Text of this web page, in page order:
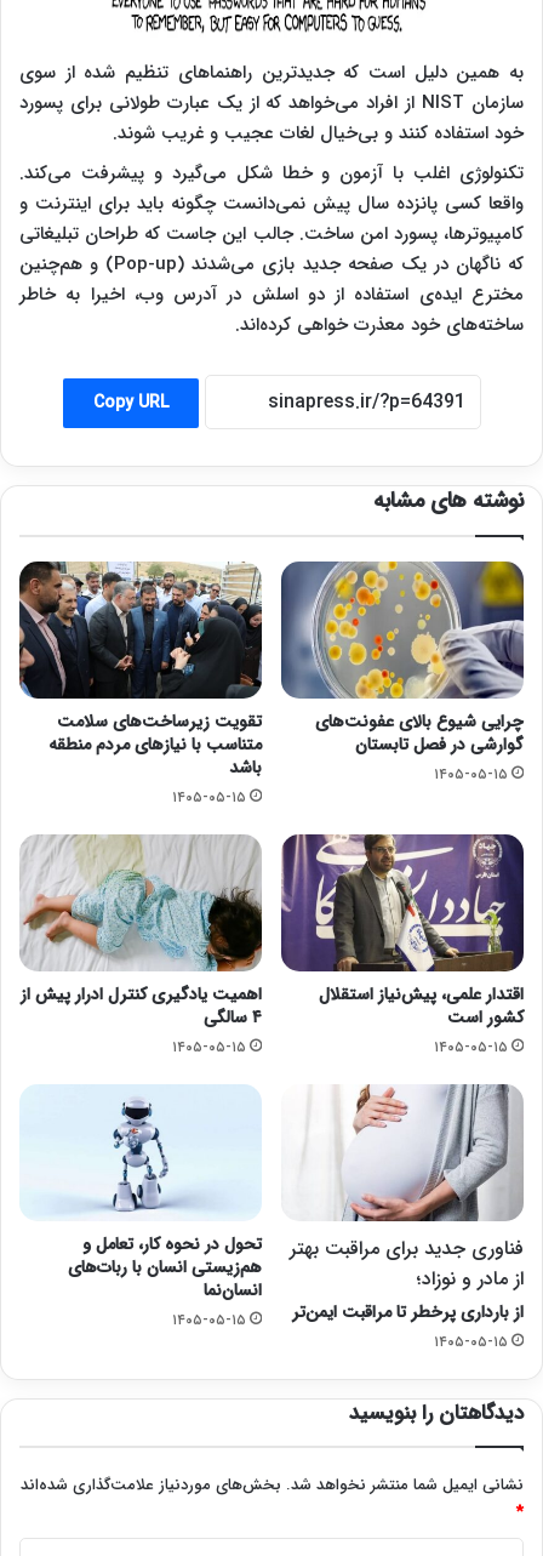
به همین دلیل است که جدیدترین راهنماهای تنظیم شده از سوی
سازمان NIST از افراد می‌خواهد که از یک عبارت طولانی برای پسورد
خود استفاده کنند و بی‌خیال لغات عجیب و غریب شوند.
تکنولوژی اغلب با آزمون و خطا شکل می‌گیرد و پیشرفت می‌کند.
واقعا کسی پانزده سال پیش نمی‌دانست چگونه باید برای اینترنت و
کامپیوترها، پسورد امن ساخت. جالب این جاست که طراحان تبلیغاتی
که ناگهان در یک صفحه جدید بازی می‌شدند (Pop-up) و هم‌چنین
مخترع ایده‌ی استفاده از دو اسلش در آدرس وب، اخیرا به خاطر
ساخته‌های خود معذرت خواهی کرده‌اند.
Copy URL
نوشته های مشابه
چرایی شیوع بالای عفونت‌های
گوارشی در فصل تابستان
۱۴۰۵-۰۵-۱۵
تقویت زیرساخت‌های سلامت
متناسب با نیازهای مردم منطقه
باشد
۱۴۰۵-۰۵-۱۵
اقتدار علمی، پیش‌نیاز استقلال
کشور است
۱۴۰۵-۰۵-۱۵
اهمیت یادگیری کنترل ادرار پیش از
۴ سالگی
۱۴۰۵-۰۵-۱۵
فناوری جدید برای مراقبت بهتر
از مادر و نوزاد؛
از بارداری پرخطر تا مراقبت ایمن‌تر
۱۴۰۵-۰۵-۱۵
تحول در نحوه کار، تعامل و
هم‌زیستی انسان با ربات‌های
انسان‌نما
۱۴۰۵-۰۵-۱۵
دیدگاهتان را بنویسید
نشانی ایمیل شما منتشر نخواهد شد. بخش‌های موردنیاز علامت‌گذاری شده‌اند
*